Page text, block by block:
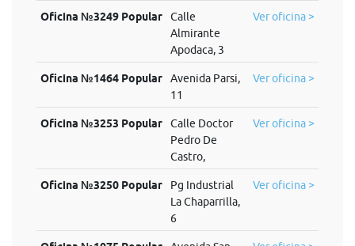
Oficina №3249 Popular
Calle
Almirante
Apodaca, 3
Ver oficina >
Oficina №1464 Popular
Avenida Parsi,
11
Ver oficina >
Oficina №3253 Popular
Calle Doctor
Pedro De
Castro,
Ver oficina >
Oficina №3250 Popular
Pg Industrial
La Chaparrilla,
6
Ver oficina >